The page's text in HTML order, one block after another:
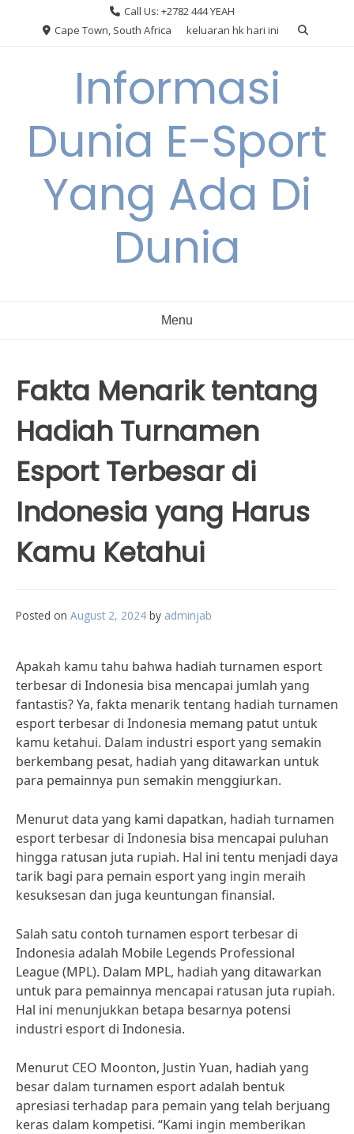
Call Us: +2782 444 YEAH
Cape Town, South Africa
keluaran hk hari ini
Informasi
Dunia E-Sport
Yang Ada Di
Dunia
Menu
Fakta Menarik tentang
Hadiah Turnamen
Esport Terbesar di
Indonesia yang Harus
Kamu Ketahui
Posted on August 2, 2024 by adminjab
Apakah kamu tahu bahwa hadiah turnamen esport
terbesar di Indonesia bisa mencapai jumlah yang
fantastis? Ya, fakta menarik tentang hadiah turnamen
esport terbesar di Indonesia memang patut untuk
kamu ketahui. Dalam industri esport yang semakin
berkembang pesat, hadiah yang ditawarkan untuk
para pemainnya pun semakin menggiurkan.
Menurut data yang kami dapatkan, hadiah turnamen
esport terbesar di Indonesia bisa mencapai puluhan
hingga ratusan juta rupiah. Hal ini tentu menjadi daya
tarik bagi para pemain esport yang ingin meraih
kesuksesan dan juga keuntungan finansial.
Salah satu contoh turnamen esport terbesar di
Indonesia adalah Mobile Legends Professional
League (MPL). Dalam MPL, hadiah yang ditawarkan
untuk para pemainnya mencapai ratusan juta rupiah.
Hal ini menunjukkan betapa besarnya potensi
industri esport di Indonesia.
Menurut CEO Moonton, Justin Yuan, hadiah yang
besar dalam turnamen esport adalah bentuk
apresiasi terhadap para pemain yang telah berjuang
keras dalam kompetisi. “Kami ingin memberikan